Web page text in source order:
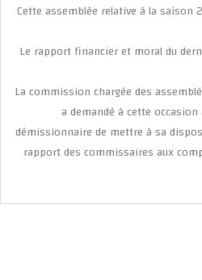
Cette assemblée relative à la
Le rapport financier et moral du
La commission chargée des
a demandé à cette
démissionnaire de mettre à sa
rapport des commissaires aux